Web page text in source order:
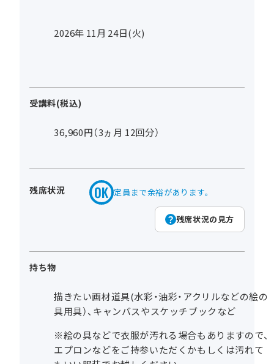
2026年 11月 24日(火)
受講料(税込)
36,960円（3ヵ月 12回分）
残席状況 定員まで余裕があります。
残席状況の見方
持ち物
描きたい画材道具(水彩・油彩・アクリルなどの絵の
具用具）、キャンバスやスケッチブックなど
※絵の具などで衣服が汚れる場合もありますので、
エプロンなどをご持参いただくかもしくは汚れて